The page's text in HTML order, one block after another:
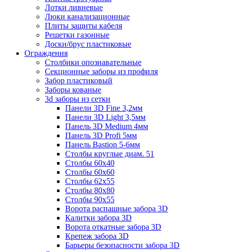
Лотки ливневые
Люки канализационные
Плиты защиты кабеля
Решетки газонные
Доски/брус пластиковые
Ограждения
Столбики опознавательные
Секционные заборы из профиля
Забор пластиковый
Заборы кованые
3d заборы из сетки
Панели 3D Fine 3,2мм
Панели 3D Light 3,5мм
Панель 3D Medium 4мм
Панель 3D Profi 5мм
Панель Bastion 5-6мм
Столбы круглые диам. 51
Столбы 60х40
Столбы 60х60
Столбы 62х55
Столбы 80х80
Столбы 90х55
Ворота распашные забора 3D
Калитки забора 3D
Ворота откатные забора 3D
Крепеж забора 3D
Барьеры безопасности забора 3D